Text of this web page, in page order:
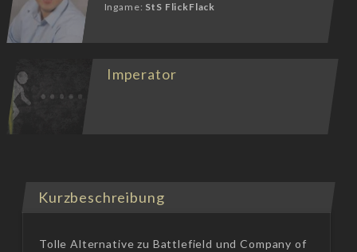
Ingame: StS FlickFlack
Imperator
Kurzbeschreibung
Tolle Alternative zu Battlefield und Company of